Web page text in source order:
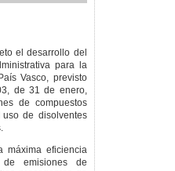
el desarrollo del
para la
Vasco, previsto
de 31 de enero,
de compuestos
de disolventes
máxima eficiencia
emisiones de